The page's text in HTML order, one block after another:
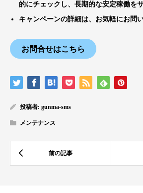
的にチェックし、長期的な安定稼働を
キャンペーンの詳細は、お気軽にお問
お問合せはこちら
投稿者: gunma-sms
メンテナンス